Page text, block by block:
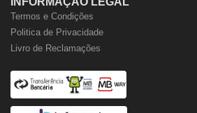
Termos e Condições
Politica de Privacidade
Livro de Reclamações